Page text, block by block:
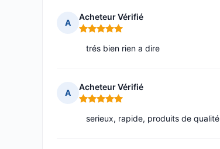
A
Acheteur Vérifié
Note : 5 sur 5
trés bien rien a dire
A
Acheteur Vérifié
Note : 5 sur 5
serieux, rapide, produits de qualité